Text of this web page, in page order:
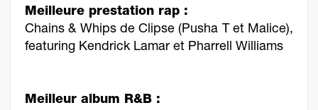
Meilleure prestation rap :
Chains & Whips de Clipse (Pusha T et Malice),
featuring Kendrick Lamar et Pharrell Williams
Meilleur album R&B :